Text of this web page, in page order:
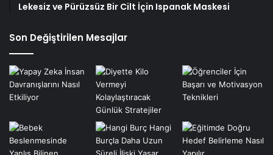
Lekesiz ve Pürüzsüz Bir Cilt İçin Ispanak Maskesi
Son Değiştirilen Mesajlar